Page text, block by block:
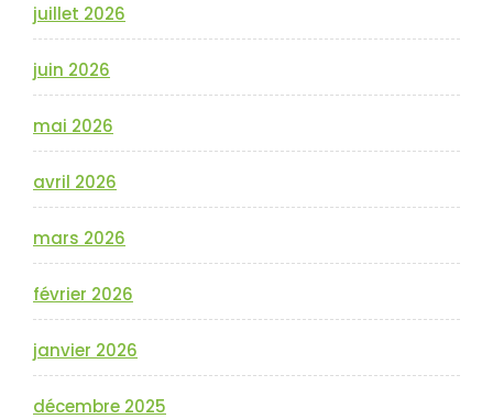
juillet 2026
juin 2026
mai 2026
avril 2026
mars 2026
février 2026
janvier 2026
décembre 2025